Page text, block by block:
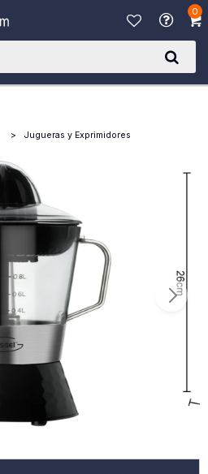
0
Jugueras y Exprimidores